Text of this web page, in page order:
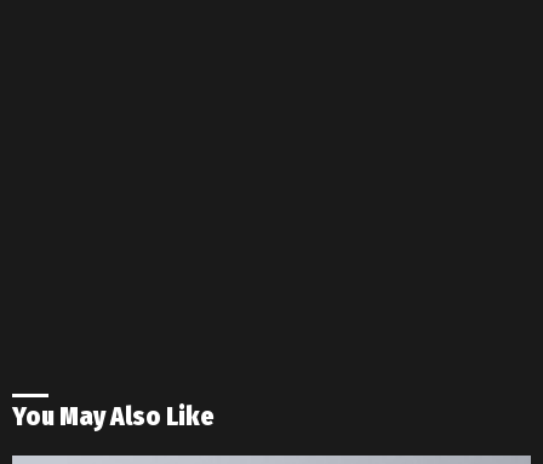
You May Also Like